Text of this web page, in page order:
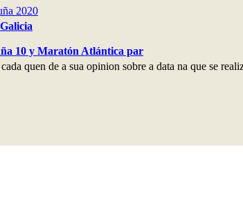
2020
10 y Maratón Atlántica par
quen de a sua opinion sobre a data na que se